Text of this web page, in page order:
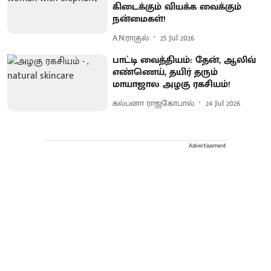
கிடைக்கும் வியக்க வைக்கும்
நன்மைகள்!
A.N.ராகுல் 25 Jul 2026
பாட்டி வைத்தியம்: தேன், ஆலிவ்
எண்ணெய், தயிர் தரும்
மாயாஜால அழகு ரகசியம்!
கல்பனா ராஜகோபால் 24 Jul 2026
Advertisement